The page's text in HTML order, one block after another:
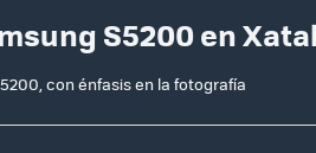
S5200 en
con énfasis en la fotografía